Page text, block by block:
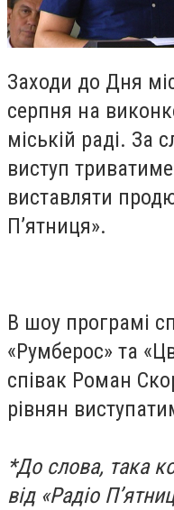
Заходи до Дня
серпня на
міській раді. За
виступ
виставляти
П’ятниця».
В шоу програмі
«Румберос» та
співак Роман
рівнян
*До слова, така
від «Радіо